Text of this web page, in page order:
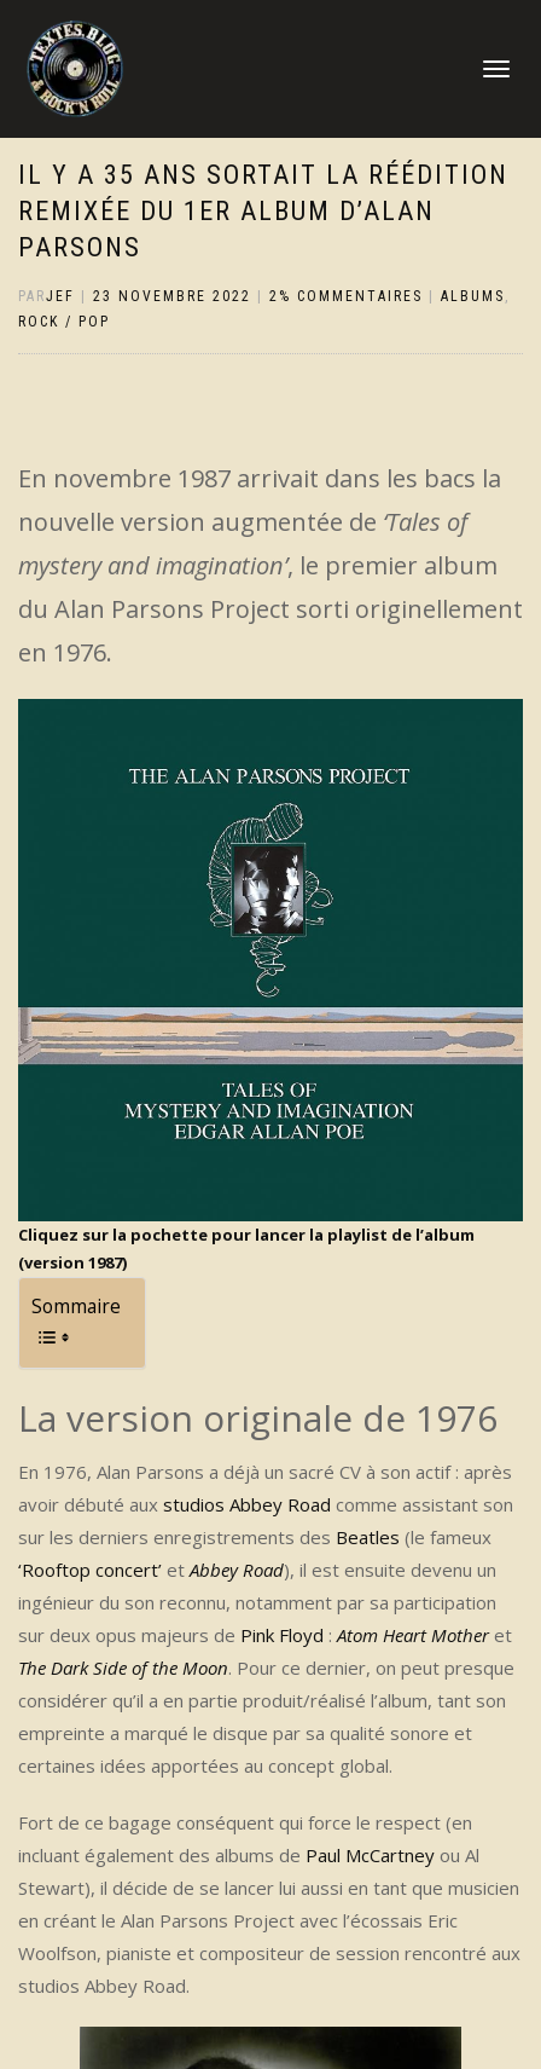
DÉPLIER
IL Y A 35 ANS SORTAIT LA RÉÉDITION
REMIXÉE DU 1ER ALBUM D’ALAN
PARSONS
PARJEF 23 NOVEMBRE 2022 2% COMMENTAIRES ALBUMS ,
ROCK / POP
En novembre 1987 arrivait dans les bacs la
nouvelle version augmentée de ‘Tales of
mystery and imagination’, le premier album
du Alan Parsons Project sorti originellement
en 1976.
Cliquez sur la pochette pour lancer la playlist de l’album
(version 1987)
Sommaire
La version originale de 1976
En 1976, Alan Parsons a déjà un sacré CV à son actif : après
avoir débuté aux studios Abbey Road comme assistant son
sur les derniers enregistrements des Beatles (le fameux
‘Rooftop concert’ etAbbey Road), il est ensuite devenu un
ingénieur du son reconnu, notamment par sa participation
sur deux opus majeurs de Pink Floyd :Atom Heart Motheret
The Dark Side of the Moon. Pour ce dernier, on peut presque
considérer qu’il a en partie produit/réalisé l’album, tant son
empreinte a marqué le disque par sa qualité sonore et
certaines idées apportées au concept global.
Fort de ce bagage conséquent qui force le respect (en
incluant également des albums de Paul McCartney ou Al
Stewart), il décide de se lancer lui aussi en tant que musicien
en créant le Alan Parsons Project avec l’écossais Eric
Woolfson, pianiste et compositeur de session rencontré aux
studios Abbey Road.